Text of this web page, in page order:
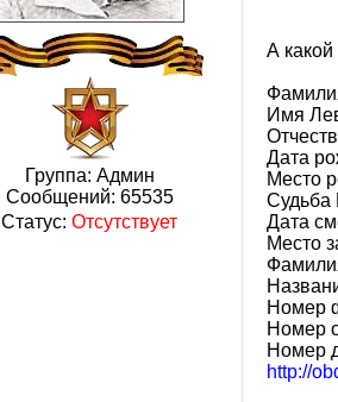
Группа: Админ
Сообщений: 65535
Статус: Отсутствует
А
Имя
Дата
Место
Судьба
Дата
Место
Номер
Номер
Номер
http://